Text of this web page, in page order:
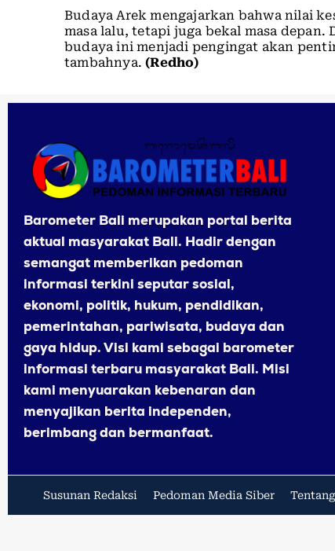
Budaya Arek mengajarkan bahwa nilai
masa lalu, tetapi juga bekal masa
budaya ini menjadi pengingat akan
tambahnya. (Redho)
Barometer Bali merupakan portal berita
aktual masyarakat Bali. Hadir dengan
semangat memberikan pedoman
informasi terkini seputar sosial,
ekonomi, politik, hukum, pendidikan,
pemerintahan, pariwisata, budaya dan
gaya hidup. Visi kami sebagai barometer
informasi terbaru masyarakat Bali. Misi
kami menyuarakan kebenaran dan
menyajikan berita independen,
berimbang dan bermanfaat.
Susunan Redaksi Pedoman Media Siber